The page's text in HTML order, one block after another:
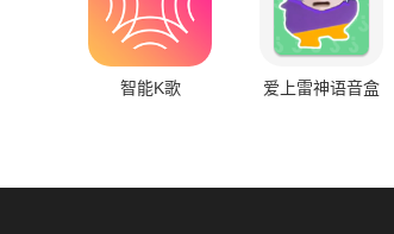
智能K歌 爱上雷神语音盒